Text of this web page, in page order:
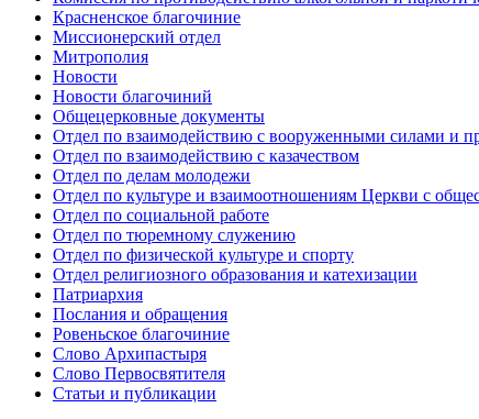
Красненское благочиние
Миссионерский отдел
Митрополия
Новости
Новости благочиний
Общецерковные документы
Отдел по взаимодействию с вооруженными силами и
Отдел по взаимодействию с казачеством
Отдел по делам молодежи
Отдел по культуре и взаимоотношениям Церкви с
Отдел по социальной работе
Отдел по тюремному служению
Отдел по физической культуре и спорту
Отдел религиозного образования и катехизации
Патриархия
Послания и обращения
Ровеньское благочиние
Слово Архипастыря
Слово Первосвятителя
Статьи и публикации